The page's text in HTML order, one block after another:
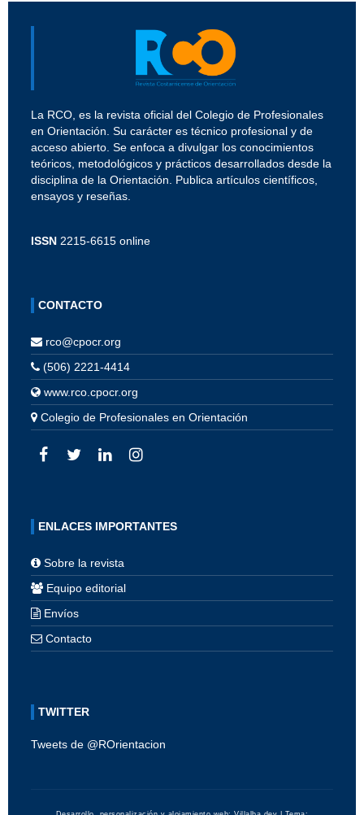
La RCO, es la revista oficial del Colegio de Profesionales
en Orientación. Su carácter es técnico profesional y de
acceso abierto. Se enfoca a divulgar los conocimientos
teóricos, metodológicos y prácticos desarrollados desde la
disciplina de la Orientación. Publica artículos científicos,
ensayos y reseñas.
ISSN 2215-6615 online
CONTACTO
rco@cpocr.org
(506) 2221-4414
www.rco.cpocr.org
Colegio de Profesionales en Orientación
ENLACES IMPORTANTES
Sobre la revista
Equipo editorial
Envíos
Contacto
TWITTER
Tweets de @ROrientacion